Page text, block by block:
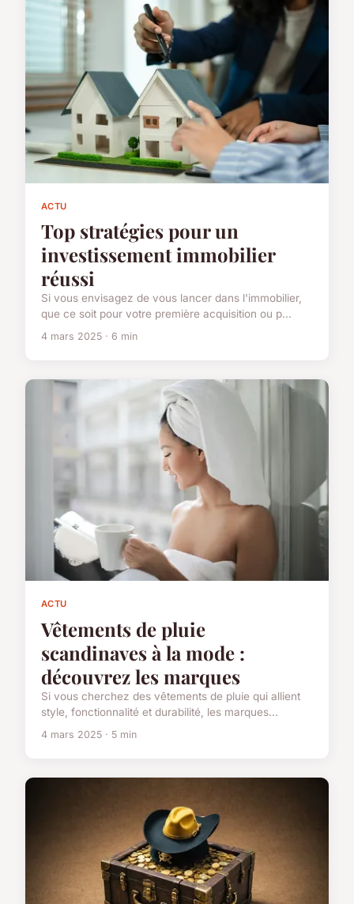
ACTU
Top stratégies pour un
investissement immobilier
réussi
Si vous envisagez de vous lancer dans l'immobilier,
que ce soit pour votre première acquisition ou p...
4 mars 2025 · 6 min
ACTU
Vêtements de pluie
scandinaves à la mode :
découvrez les marques
Si vous cherchez des vêtements de pluie qui allient
style, fonctionnalité et durabilité, les marques...
4 mars 2025 · 5 min